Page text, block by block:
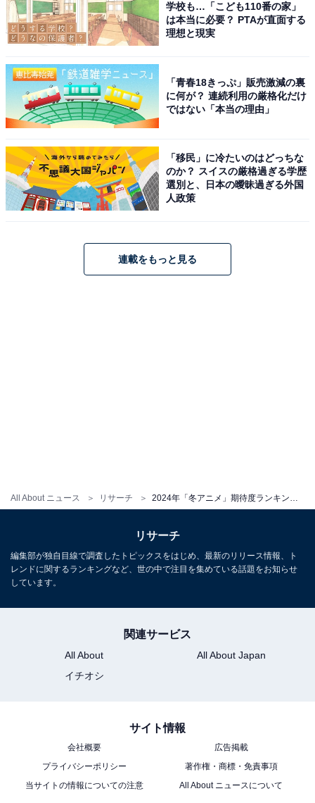
All About ニュース リサーチ
こちらもおすすめ
2023年「秋アニメ」満足度ランキング！ 2位
は？
1 2 3 4
学校も…「こども110番の家」
は本当に必要？ PTAが直面する
理想と現実
「青春18きっぷ」販売激減の裏
に何が？ 連続利用の厳格化だけ
ではない「本当の理由」
「移民」に冷たいのはどっちな
のか？ スイスの厳格過ぎる学歴
選別と、日本の曖昧過ぎる外国
人政策
連載をもっと見る
リサーチ
編集部が独自目線で調査したトピックスをはじめ、最新のリリース情報、ト
レンドに関するランキングなど、世の中で注目を集めている話題をお知らせ
しています。
関連サービス
All About
All About Japan
イチオシ
サイト情報
会社概要
広告掲載
プライバシーポリシー
著作権・商標・免責事項
当サイトの情報についての注意
All About ニュースについて